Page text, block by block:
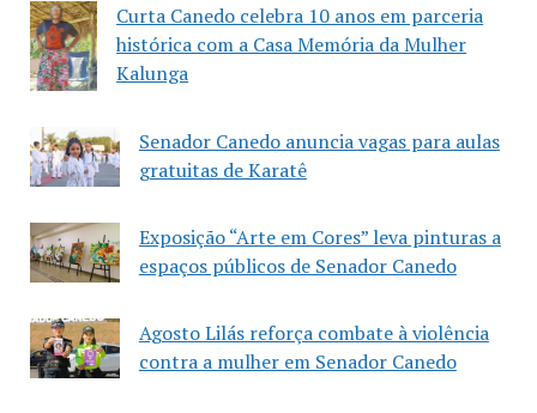
Curta Canedo celebra 10 anos em parceria
histórica com a Casa Memória da Mulher
Kalunga
Senador Canedo anuncia vagas para aulas
gratuitas de Karatê
Exposição “Arte em Cores” leva pinturas a
espaços públicos de Senador Canedo
Agosto Lilás reforça combate à violência
contra a mulher em Senador Canedo